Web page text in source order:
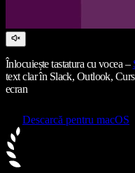
Înlocuiește tastatura cu vocea –
text clar în Slack, Outlook,
ecran
Descarcă pentru macOS